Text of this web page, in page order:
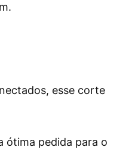
esse corte
ótima pedida para o